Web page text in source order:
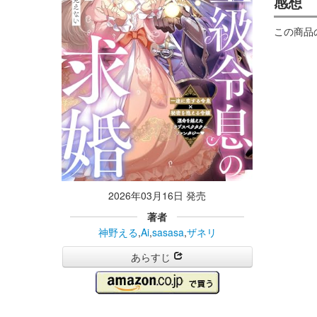
2026年03月16日 発売
著者
神野える,Ai,sasasa,ザネリ
あらすじ
この商品